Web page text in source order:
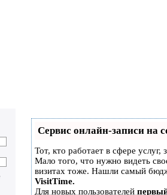
Сервис онлайн-записи на
Тот, кто работает в сфере
Мало того, что нужно видеть
визитах тоже. Нашли самый
VisitTime.
Для новых пользователей